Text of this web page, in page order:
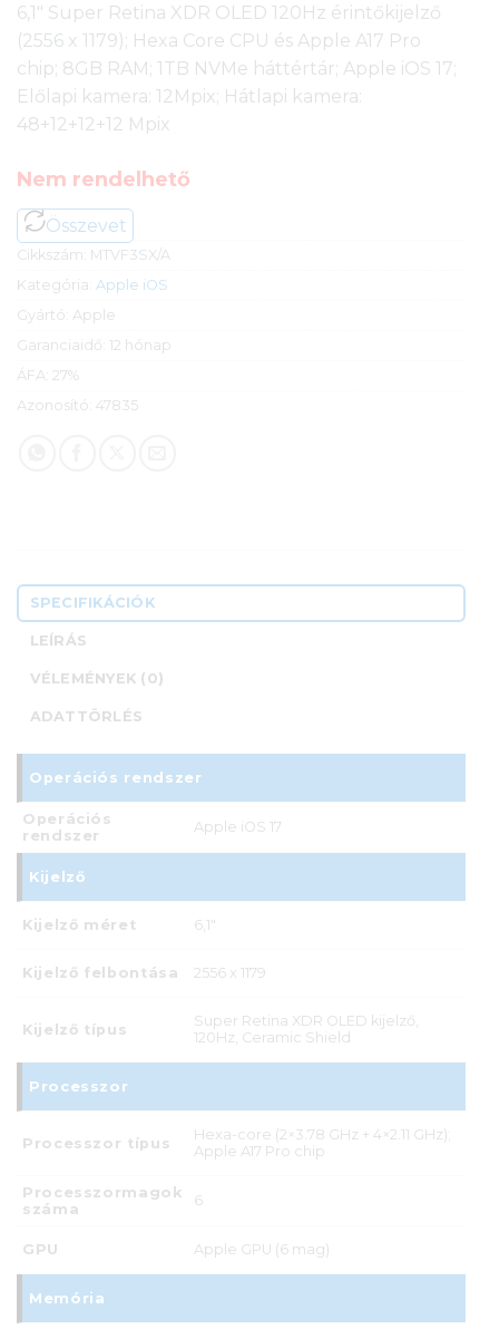
6,1″ Super Retina XDR OLED 120Hz érintőkijelző
(2556 x 1179); Hexa Core CPU és Apple A17 Pro
chip; 8GB RAM; 1TB NVMe háttértár; Apple iOS 17;
Előlapi kamera: 12Mpix; Hátlapi kamera:
48+12+12+12 Mpix
Nem rendelhető
Összevet
Cikkszám: MTVF3SX/A
Kategória: Apple iOS
Gyártó: Apple
Garanciaidő: 12 hónap
ÁFA: 27%
Azonosító: 47835
SPECIFIKÁCIÓK
LEÍRÁS
VÉLEMÉNYEK (0)
ADATTÖRLÉS
Operációs rendszer
Operációs
rendszer
Apple iOS 17
Kijelző
Kijelző méret 6,1"
Kijelző felbontása 2556 x 1179
Kijelző típus
Super Retina XDR OLED kijel­ző,
120Hz, Ceramic Shield
Processzor
Processzor típus
Hexa-core (2×3.78 GHz + 4×2.11 GHz);
Apple A17 Pro chip
Processzormagok
száma
6
GPU Apple GPU (6 mag)
Memória